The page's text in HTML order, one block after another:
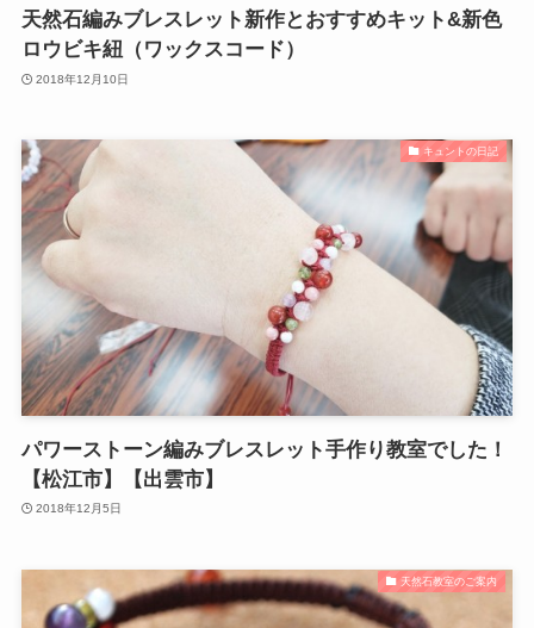
天然石編みブレスレット新作とおすすめキット&新色
ロウビキ紐（ワックスコード）
2018年12月10日
キュントの日記
パワーストーン編みブレスレット手作り教室でした！
【松江市】【出雲市】
2018年12月5日
天然石教室のご案内